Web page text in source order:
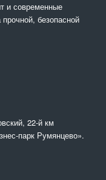
и современные
безопасной
22-й км
парк Румянцево».